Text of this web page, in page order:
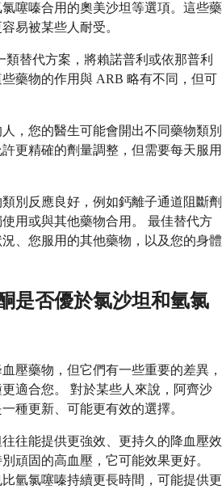
噻嗪合用的奧美沙坦等選項。這些藥
易被某些人耐受。
替代方案，將賴諾普利或依那普利
藥物的作用與 ARB 略有不同，但可
，您的醫生可能會開出不同藥物類別
更精確的劑量調整，但需要每天服用
別反應良好，例如鈣離子通道阻斷劑
用或與其他藥物合用。 最佳替代方
、您服用的其他藥物，以及您的身體
是否優於氯沙坦和氫氯
壓藥物，但它們有一些重要的差異，
適合您。 對於某些人來說，阿齊沙
種更新、可能更有效的選擇。
往能提供更強效、更持久的降血壓效
頑固的高血壓，它可能效果更好。
氫氯噻嗪持續更長時間，可能提供更